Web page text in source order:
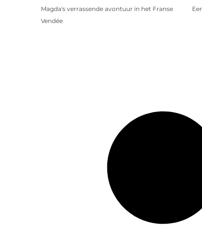
Magda's verrassende avontuur in het Franse
Vendée